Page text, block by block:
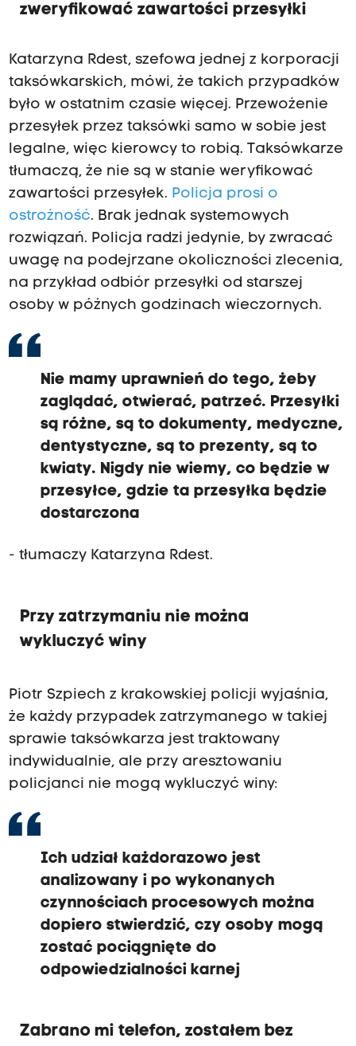
zweryfikować zawartości przesyłki
Katarzyna Rdest, szefowa jednej z korporacji
taksówkarskich, mówi, że takich przypadków
było w ostatnim czasie więcej. Przewożenie
przesyłek przez taksówki samo w sobie jest
legalne, więc kierowcy to robią. Taksówkarze
tłumaczą, że nie są w stanie weryfikować
zawartości przesyłek. Policja prosi o
ostrożność. Brak jednak systemowych
rozwiązań. Policja radzi jedynie, by zwracać
uwagę na podejrzane okoliczności zlecenia,
na przykład odbiór przesyłki od starszej
osoby w późnych godzinach wieczornych.
Nie mamy uprawnień do tego, żeby
zaglądać, otwierać, patrzeć. Przesyłki
są różne, są to dokumenty, medyczne,
dentystyczne, są to prezenty, są to
kwiaty. Nigdy nie wiemy, co będzie w
przesyłce, gdzie ta przesyłka będzie
dostarczona
- tłumaczy Katarzyna Rdest.
Przy zatrzymaniu nie można
wykluczyć winy
Piotr Szpiech z krakowskiej policji wyjaśnia,
że każdy przypadek zatrzymanego w takiej
sprawie taksówkarza jest traktowany
indywidualnie, ale przy aresztowaniu
policjanci nie mogą wykluczyć winy:
Ich udział każdorazowo jest
analizowany i po wykonanych
czynnościach procesowych można
dopiero stwierdzić, czy osoby mogą
zostać pociągnięte do
odpowiedzialności karnej
Zabrano mi telefon, zostałem bez